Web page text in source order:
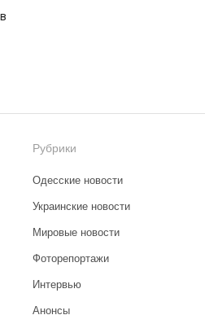
Рубрики
Одесские новости
Украинские новости
Мировые новости
Фоторепортажи
Интервью
Анонсы